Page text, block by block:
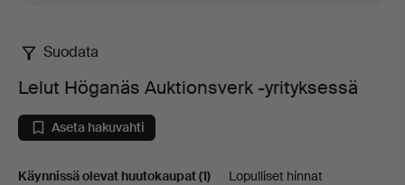
Lelut
Höganäs
Auktionsverk
Suodata
Lelut Höganäs Auktionsverk -yrityksessä
Aseta hakuvahti
Käynnissä olevat huutokaupat(1) Lopulliset hinnat